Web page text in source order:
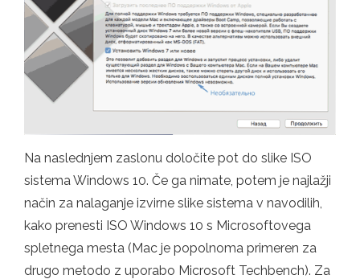
Na naslednjem zaslonu določite pot do slike ISO
sistema Windows 10. Če ga nimate, potem je najlažji
način za nalaganje izvirne slike sistema v navodilih,
kako prenesti ISO Windows 10 s Microsoftovega
spletnega mesta (Mac je popolnoma primeren za
drugo metodo z uporabo Microsoft Techbench). Za